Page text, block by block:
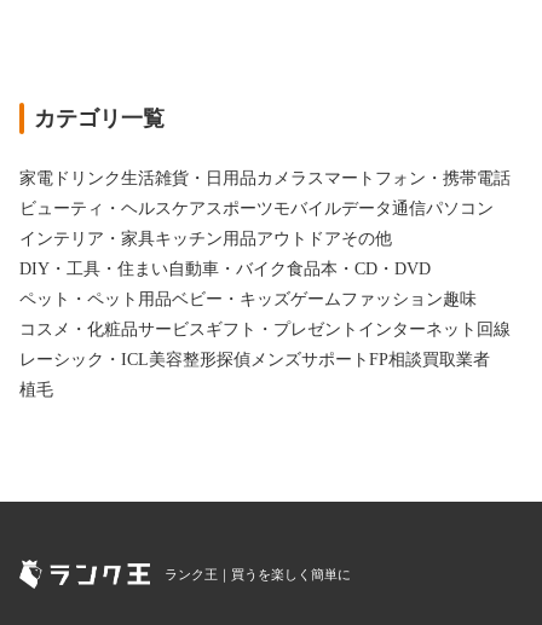
カテゴリ一覧
家電 ドリンク生活雑貨・日用品カメラ スマートフォン・携帯電話
ビューティ・ヘルスケア スポーツモバイルデータ通信パソコン
インテリア・家具キッチン用品アウトドアその他
DIY・工具・住まい自動車・バイク食品本・CD・DVD
ペット・ペット用品ベビー・キッズゲーム ファッション趣味
コスメ・化粧品サービス ギフト・プレゼント インターネット回線
レーシック・ICL美容整形探偵 メンズサポート FP相談買取業者
植毛
ランク王｜買うを楽しく簡単に